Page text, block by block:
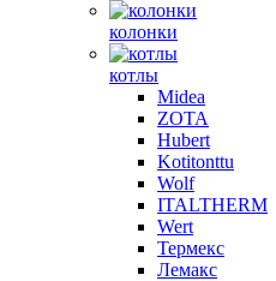
колонки
котлы
Midea
ZOTA
Hubert
Kotitonttu
Wolf
ITALTHERM
Wert
Термекс
Лемакс